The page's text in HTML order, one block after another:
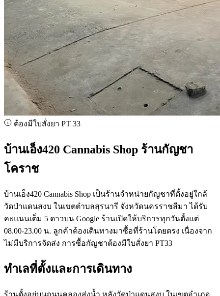
ต้องมีใบสั่งยา PT 33
บ้านเอ็ง420 Cannabis Shop ร้านกัญชา
โคราช
บ้านเอ็ง420 Cannabis Shop เป็นร้านจำหน่ายกัญชาที่ตั้งอยู่ใกล้
วัดป่าแดนสงบ ในเขตตำบลสุรนารี จังหวัดนครราชสีมา ได้รับ
คะแนนเต็ม 5 ดาวบน Google ร้านเปิดให้บริการทุกวันตั้งแต่
08.00-23.00 น. ลูกค้าต้องเดินทางมาซื้อที่ร้านโดยตรง เนื่องจาก
ไม่มีบริการจัดส่ง การซื้อกัญชาต้องมีใบสั่งยา PT33
ทำเลที่ตั้งและการเดินทาง
ร้านตั้งอยู่บนถนนคลองส่งน้ำ หลังวัดป่าแดนสงบ ในเขตอำเภอ